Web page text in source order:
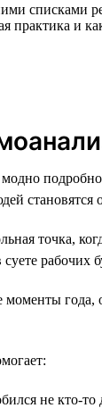
списками
и
точка,
рабочих
года,
не кто-